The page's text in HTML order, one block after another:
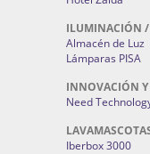
ILUMINACIÓN /
Almacén de Luz
Lámparas PISA
INNOVACIÓN
Need
Iberbox 3000